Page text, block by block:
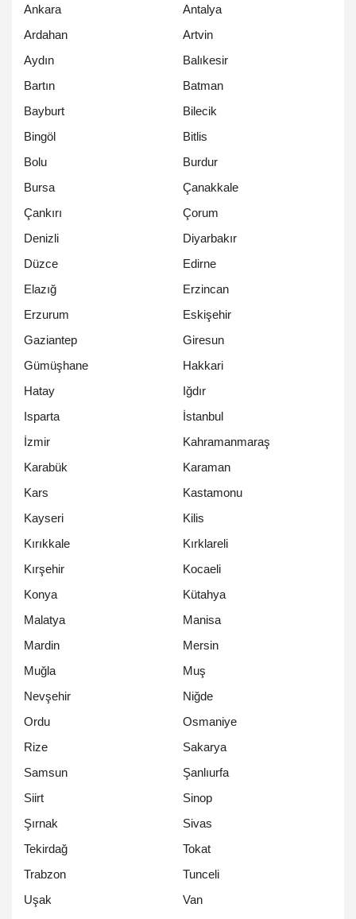
Ankara
Antalya
Ardahan
Artvin
Aydın
Balıkesir
Bartın
Batman
Bayburt
Bilecik
Bingöl
Bitlis
Bolu
Burdur
Bursa
Çanakkale
Çankırı
Çorum
Denizli
Diyarbakır
Düzce
Edirne
Elazığ
Erzincan
Erzurum
Eskişehir
Gaziantep
Giresun
Gümüşhane
Hakkari
Hatay
Iğdır
Isparta
İstanbul
İzmir
Kahramanmaraş
Karabük
Karaman
Kars
Kastamonu
Kayseri
Kilis
Kırıkkale
Kırklareli
Kırşehir
Kocaeli
Konya
Kütahya
Malatya
Manisa
Mardin
Mersin
Muğla
Muş
Nevşehir
Niğde
Ordu
Osmaniye
Rize
Sakarya
Samsun
Şanlıurfa
Siirt
Sinop
Şırnak
Sivas
Tekirdağ
Tokat
Trabzon
Tunceli
Uşak
Van